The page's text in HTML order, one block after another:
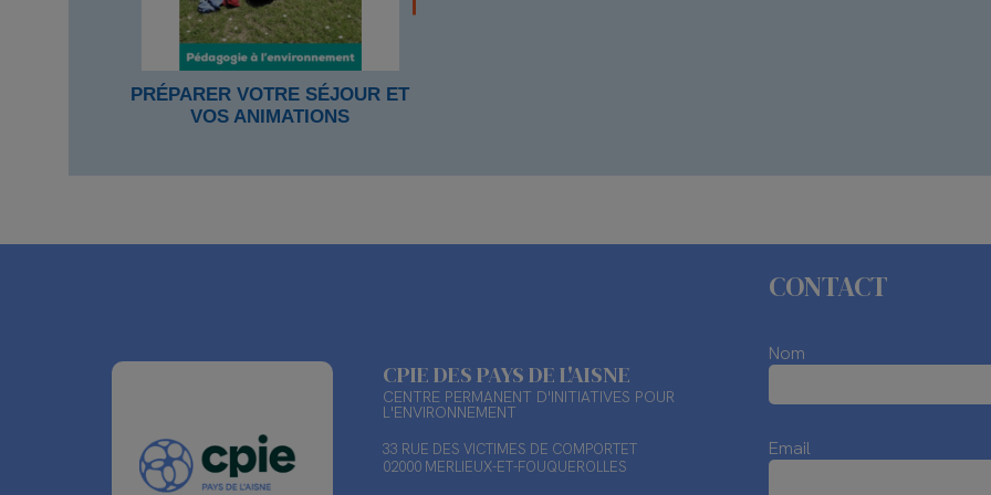
PRÉPARER VOTRE SÉJOUR ET
VOS ANIMATIONS
CPIE DES PAYS DE L'AISNE
CENTRE PERMANENT D'INITIATIVES POUR
L'ENVIRONNEMENT
33 RUE DES VICTIMES DE COMPORTET
02000 MERLIEUX-ET-FOUQUEROLLES
CONTACT
Nom
Email